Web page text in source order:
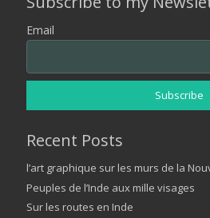
Email
Recent Posts
l’art graphique sur les murs de la
Peuples de l’Inde aux mille visages
Sur les routes en Inde